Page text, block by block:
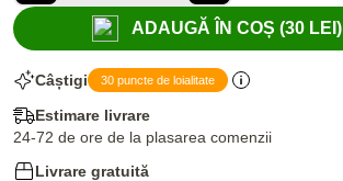
ADAUGĂ ÎN COȘ (30 LEI)
Câștigi 30 puncte de loialitate
Estimare livrare
24-72 de ore de la plasarea comenzii
Livrare gratuită